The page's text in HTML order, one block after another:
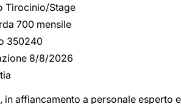
Tirocinio/Stage
700 mensile
350240
8/8/2026
in affiancamento a personale esperto e